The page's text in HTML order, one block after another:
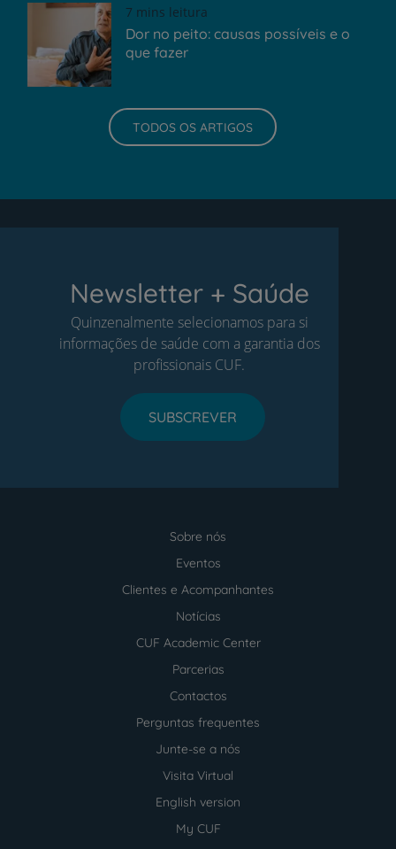
7 mins leitura
Dor no peito: causas possíveis e o
que fazer
TODOS OS ARTIGOS
Newsletter + Saúde
Quinzenalmente selecionamos para si
informações de saúde com a garantia dos
profissionais CUF.
SUBSCREVER
Sobre nós
Eventos
Clientes e Acompanhantes
Notícias
CUF Academic Center
Parcerias
Contactos
Perguntas frequentes
Junte-se a nós
Visita Virtual
English version
My CUF